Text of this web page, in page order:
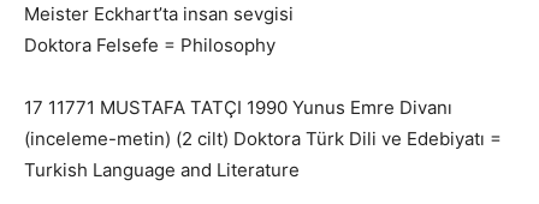
Meister Eckhart’ta insan sevgisi
Doktora Felsefe = Philosophy
17 11771 MUSTAFA TATÇI 1990 Yunus Emre Divanı
(inceleme-metin) (2 cilt) Doktora Türk Dili ve Edebiyatı =
Turkish Language and Literature